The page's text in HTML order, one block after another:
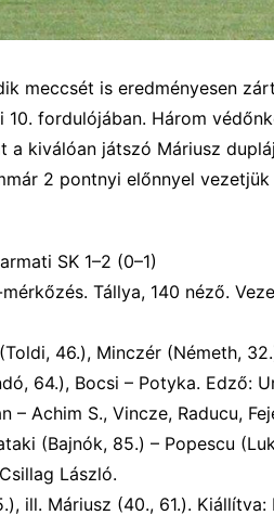
meccsét is eredményesen
10. fordulójában. Három
a kiválóan játszó Máriusz
2 pontnyi előnnyel
SK 1–2 (0–1)
Tállya, 140 néző.
46.), Minczér (Németh,
64.), Bocsi – Potyka. Edző:
– Achim S., Vincze, Raducu,
(Bajnók, 85.) – Popescu
László.
ill. Máriusz (40., 61.). Kiállítva: